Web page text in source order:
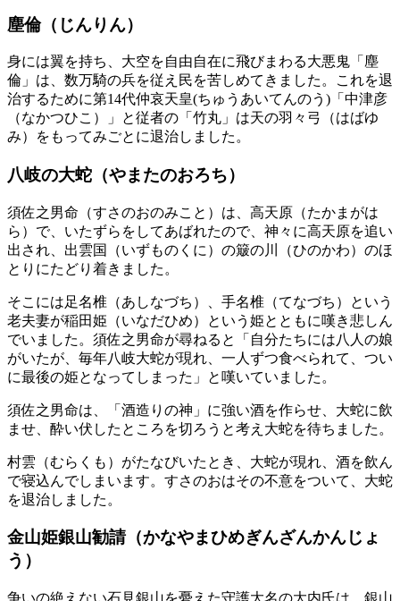
塵倫（じんりん）
身には翼を持ち、大空を自由自在に飛びまわる大悪鬼「塵
倫」は、数万騎の兵を従え民を苦しめてきました。これを退
治するために第14代仲哀天皇(ちゅうあいてんのう)「中津彦
（なかつひこ）」と従者の「竹丸」は天の羽々弓（はばゆ
み）をもってみごとに退治しました。
八岐の大蛇（やまたのおろち）
須佐之男命（すさのおのみこと）は、高天原（たかまがは
ら）で、いたずらをしてあばれたので、神々に高天原を追い
出され、出雲国（いずものくに）の簸の川（ひのかわ）のほ
とりにたどり着きました。
そこには足名椎（あしなづち）、手名椎（てなづち）という
老夫妻が稲田姫（いなだひめ）という姫とともに嘆き悲しん
でいました。須佐之男命が尋ねると「自分たちには八人の娘
がいたが、毎年八岐大蛇が現れ、一人ずつ食べられて、つい
に最後の姫となってしまった」と嘆いていました。
須佐之男命は、「酒造りの神」に強い酒を作らせ、大蛇に飲
ませ、酔い伏したところを切ろうと考え大蛇を待ちました。
村雲（むらくも）がたなびいたとき、大蛇が現れ、酒を飲ん
で寝込んでしまいます。すさのおはその不意をついて、大蛇
を退治しました。
金山姫銀山勧請（かなやまひめぎんざんかんじょ
う）